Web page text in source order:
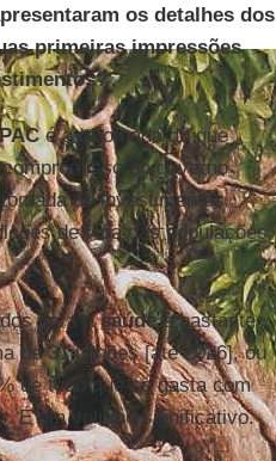
os detalhes dos
primeiras impressões
é a retomada do que
do governo
de investimentos
de vida das populações
para asaúdeé bastante
de 31 bilhões [até 2026], ou
de tudo que se gasta com
É um volume significativo.